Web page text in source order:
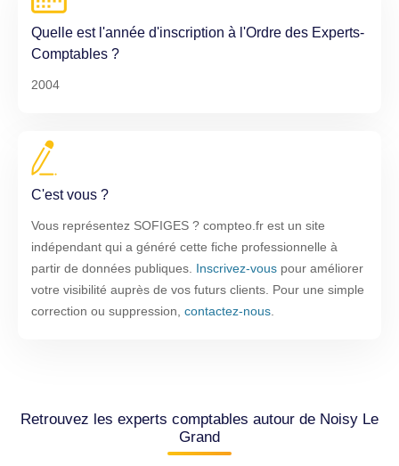
Quelle est l'année d'inscription à l'Ordre des Experts-
Comptables ?
2004
C'est vous ?
Vous représentez SOFIGES ? compteo.fr est un site
indépendant qui a généré cette fiche professionnelle à
partir de données publiques. Inscrivez-vous pour améliorer
votre visibilité auprès de vos futurs clients. Pour une simple
correction ou suppression, contactez-nous
Retrouvez les experts comptables autour de Noisy Le
Grand